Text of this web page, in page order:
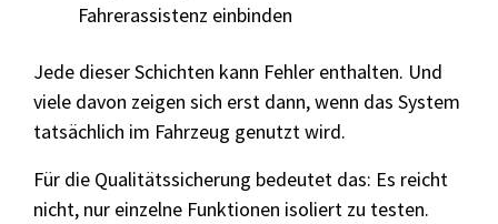
Fahrerassistenz einbinden
Jede dieser Schichten kann Fehler enthalten. Und
viele davon zeigen sich erst dann, wenn das System
tatsächlich im Fahrzeug genutzt wird.
Für die Qualitätssicherung bedeutet das: Es reicht
nicht, nur einzelne Funktionen isoliert zu testen.